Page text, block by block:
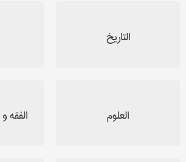
التاریخ
العلوم
الفقه